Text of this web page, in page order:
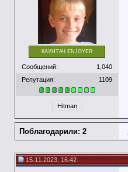
КАУНТАЧ ENJOYER
Сообщений:
1,040
Репутация:
1109
Hitman
Поблагодарили: 2
15.11.2023, 16:42